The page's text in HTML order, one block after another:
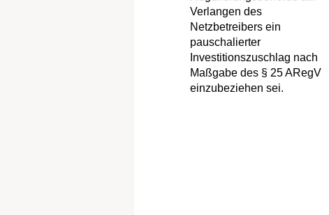
Verlangen des
Netzbetreibers ein
pauschalierter
Investitionszuschlag nach
Maßgabe des § 25 ARegV
einzubeziehen sei.